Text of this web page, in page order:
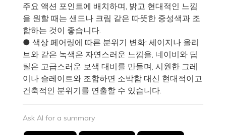
주요 액션 포인트에 배치하며, 밝고 현대적인 느낌
을 원할 때는 샌드나 크림 같은 따뜻한 중성색과 조
합하는 것이 좋습니다.
● 색상 페어링에 따른 분위기 변화: 세이지나 올리
브와 같은 녹색은 자연스러운 느낌을, 네이비와 딥
틸은 고급스러운 보색 대비를 만들며, 시원한 그레
이나 슬레이트와 조합하면 소박함 대신 현대적이고
건축적인 분위기를 연출할 수 있습니다.
Ask AI for a summary